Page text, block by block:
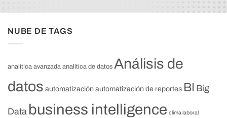
NUBE DE TAGS
analítica avanzada analítica de datos Análisis de
datos automatizaciónautomatización de reportes BI Big
Data business intelligence clima laboral